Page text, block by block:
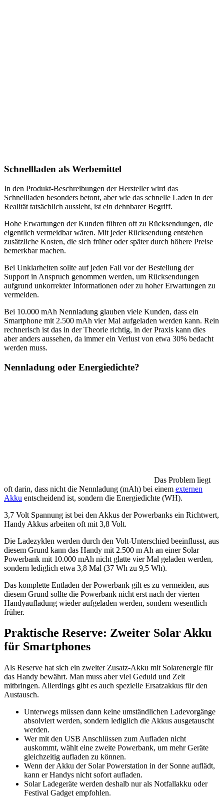
Schnellladen als Werbemittel
In den Produkt-Beschreibungen der Hersteller wird das
Schnellladen besonders betont, aber wie das schnelle Laden in der
Realität tatsächlich aussieht, ist ein dehnbarer Begriff.
Hohe Erwartungen der Kunden führen oft zu Rücksendungen, die
eigentlich vermeidbar wären. Mit jeder Rücksendung entstehen
zusätzliche Kosten, die sich früher oder später durch höhere Preise
bemerkbar machen.
Bei Unklarheiten sollte auf jeden Fall vor der Bestellung der
Support in Anspruch genommen werden, um Rücksendungen
aufgrund unkorrekter Informationen oder zu hoher Erwartungen zu
vermeiden.
Bei 10.000 mAh Nennladung glauben viele Kunden, dass ein
Smartphone mit 2.500 mAh vier Mal aufgeladen werden kann. Rein
rechnerisch ist das in der Theorie richtig, in der Praxis kann dies
aber anders aussehen, da immer ein Verlust von etwa 30% bedacht
werden muss.
Nennladung oder Energiedichte?
Das Problem liegt
oft darin, dass nicht die Nennladung (mAh) bei einem externen
Akku entscheidend ist, sondern die Energiedichte (WH).
3,7 Volt Spannung ist bei den Akkus der Powerbanks ein Richtwert,
Handy Akkus arbeiten oft mit 3,8 Volt.
Die Ladezyklen werden durch den Volt-Unterschied beeinflusst, aus
diesem Grund kann das Handy mit 2.500 m Ah an einer Solar
Powerbank mit 10.000 mAh nicht glatte vier Mal geladen werden,
sondern lediglich etwa 3,8 Mal (37 Wh zu 9,5 Wh).
Das komplette Entladen der Powerbank gilt es zu vermeiden, aus
diesem Grund sollte die Powerbank nicht erst nach der vierten
Handyaufladung wieder aufgeladen werden, sondern wesentlich
früher.
Praktische Reserve: Zweiter Solar Akku
für Smartphones
Als Reserve hat sich ein zweiter Zusatz-Akku mit Solarenergie für
das Handy bewährt. Man muss aber viel Geduld und Zeit
mitbringen. Allerdings gibt es auch spezielle Ersatzakkus für den
Austausch.
Unterwegs müssen dann keine umständlichen Ladevorgänge
absolviert werden, sondern lediglich die Akkus ausgetauscht
werden.
Wer mit den USB Anschlüssen zum Aufladen nicht
auskommt, wählt eine zweite Powerbank, um mehr Geräte
gleichzeitig aufladen zu können.
Wenn der Akku der Solar Powerstation in der Sonne auflädt,
kann er Handys nicht sofort aufladen.
Solar Ladegeräte werden deshalb nur als Notfallakku oder
Festival Gadget empfohlen.